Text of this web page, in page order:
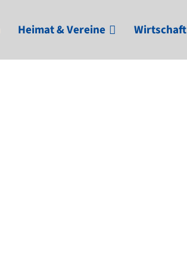
Heimat & Vereine Wirtschaft